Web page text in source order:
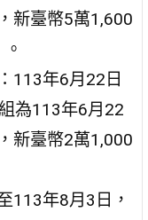
新臺幣5萬1,600
113年6月22日
為113年6月22
新臺幣2萬1,000
113年8月3日，